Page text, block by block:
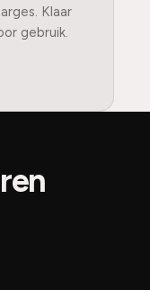
Klaar
gebruik.